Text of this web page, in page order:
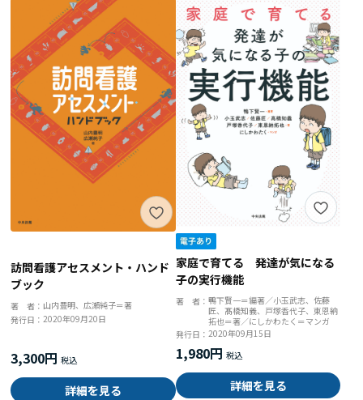
訪問看護アセスメント・ハンド
ブック
著 者： 山内豊明、広瀬純子＝著
発行日：2020年09月20日
3,300円
詳細を見る
家庭で育てる 発達が気になる
子の実行機能
著 者： 鴨下賢一＝編著／小玉武志、佐藤
匠、髙橋知義、戸塚香代子、東恩納
拓也＝著／にしかわたく＝マンガ
発行日： 2020年09月15日
1,980円
詳細を見る